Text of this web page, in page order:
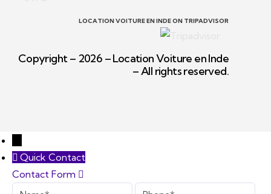
LOCATION VOITURE EN INDE ON TRIPADVISOR
Copyright – 2026 – Location Voiture en Inde
– All rights reserved.
Quick Contact
Contact Form
Name
Phone